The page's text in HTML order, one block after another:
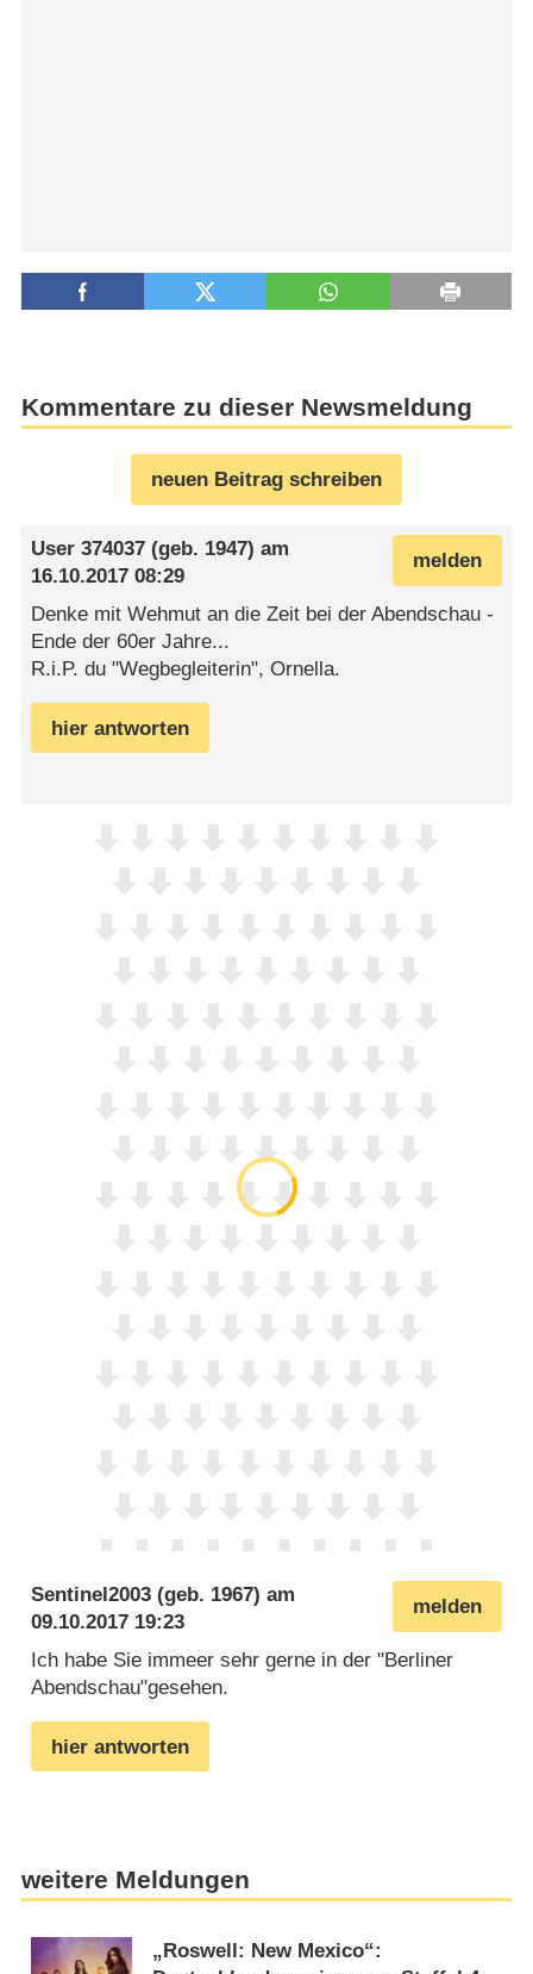
Kommentare zu dieser Newsmeldung
neuen Beitrag schreiben
melden
User 374037 (geb. 1947) am
16.10.2017 08:29
Denke mit Wehmut an die Zeit bei der Abendschau -
Ende der 60er Jahre...
R.i.P. du "Wegbegleiterin", Ornella.
hier antworten
melden
Sentinel2003 (geb. 1967) am
09.10.2017 19:23
Ich habe Sie immeer sehr gerne in der "Berliner
Abendschau"gesehen.
hier antworten
weitere Meldungen
„Roswell: New Mexico“: